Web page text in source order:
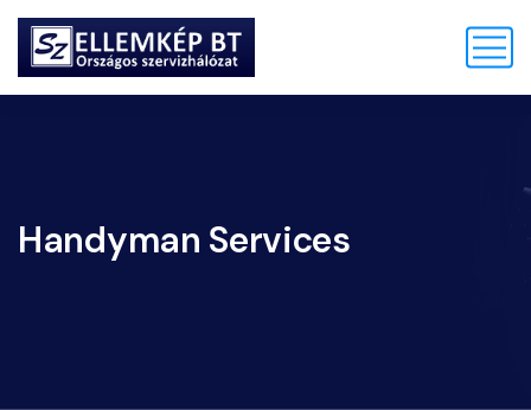
Handyman Services